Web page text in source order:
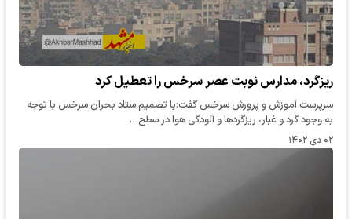
ریزگرد، مدارس نوبت عصر سرخس را تعطیل کرد
سرپرست آموزش و پرورش سرخس گفت:با تصمیم ستاد بحران سرخس با توجه
به وجود گرد و غبار، ریزگردها و آلودگی هوا در سطح…
۰۲ دی ۱۴۰۲